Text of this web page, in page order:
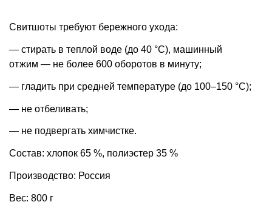
Свитшоты требуют бережного ухода:
— стирать в теплой воде (до 40 °С), машинный
отжим — не более 600 оборотов в минуту;
— гладить при средней температуре (до 100–150 °С);
— не отбеливать;
— не подвергать химчистке.
Состав: хлопок 65 %, полиэстер 35 %
Производство: Россия
Вес: 800 г